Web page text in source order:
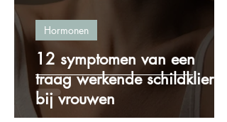
12 symptomen van een
traag werkende schildklier
bij vrouwen
Hormonen